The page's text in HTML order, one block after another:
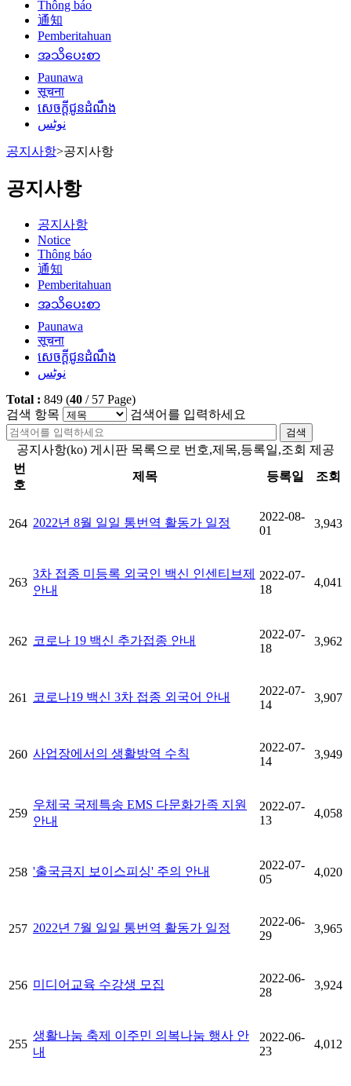
Thông báo
通知
Pemberitahuan
အသိပေးစာ
Paunawa
सूचना
សេចក្តីជូនដំណឹង
نوٹس
공지사항>공지사항
공지사항
공지사항
Notice
Thông báo
通知
Pemberitahuan
အသိပေးစာ
Paunawa
सूचना
សេចក្តីជូនដំណឹង
نوٹس
Total : 849 (40 / 57 Page)
검색 항목
검색어를 입력하세요
검색
공지사항(ko) 게시판 목록으로 번호,제목,등록일,조회 제공
번
호
제목 등록일 조회
264 2022년 8월 일일 통번역 활동가 일정
2022-08-
01
3,943
263
3차 접종 미등록 외국인 백신 인센티브제
안내
2022-07-
18
4,041
262 코로나 19 백신 추가접종 안내
2022-07-
18
3,962
261 코로나19 백신 3차 접종 외국어 안내
2022-07-
14
3,907
260 사업장에서의 생활방역 수칙
2022-07-
14
3,949
259
우체국 국제특송 EMS 다문화가족 지원
안내
2022-07-
13
4,058
258 '출국금지 보이스피싱' 주의 안내
2022-07-
05
4,020
257 2022년 7월 일일 통번역 활동가 일정
2022-06-
29
3,965
256 미디어교육 수강생 모집
2022-06-
28
3,924
255
생활나눔 축제 이주민 의복나눔 행사 안
내
2022-06-
23
4,012